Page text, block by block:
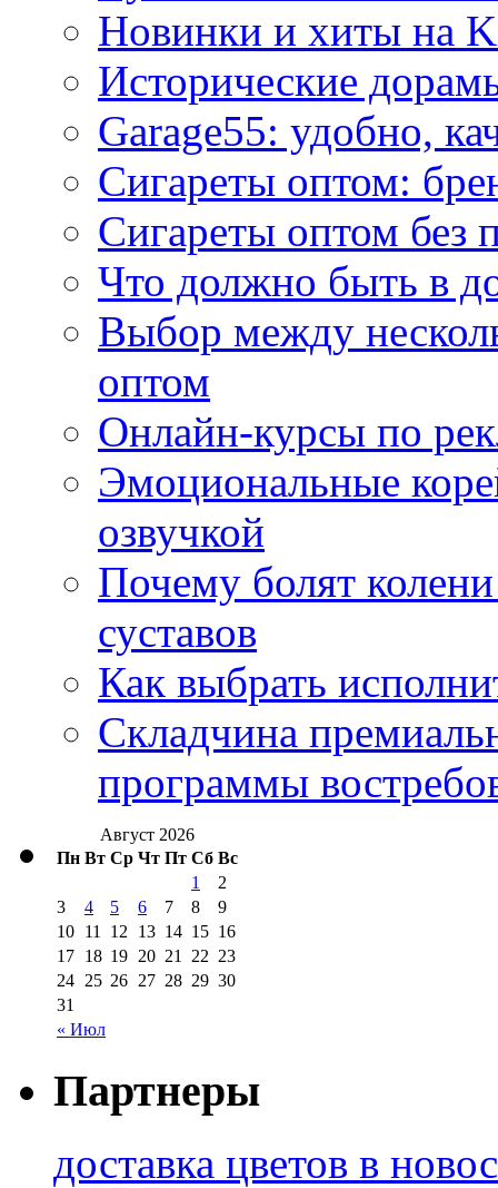
Новинки и хиты на
Исторические
Garage55: удобно,
Сигареты оптом:
Сигареты оптом без
Что должно быть в
Выбор между
оптом
Онлайн-курсы по
Эмоциональные
озвучкой
Почему болят
суставов
Как выбрать
Складчина
программы
Август 2026
Пн Вт Ср Чт Пт Сб Вс
« Июл
1
2
3
4 5 6 7 8
9
10 11 12 13 14 15 16
17 18 19 20 21 22 23
24 25 26 27 28 29 30
31
Партнеры
доставка цветов в